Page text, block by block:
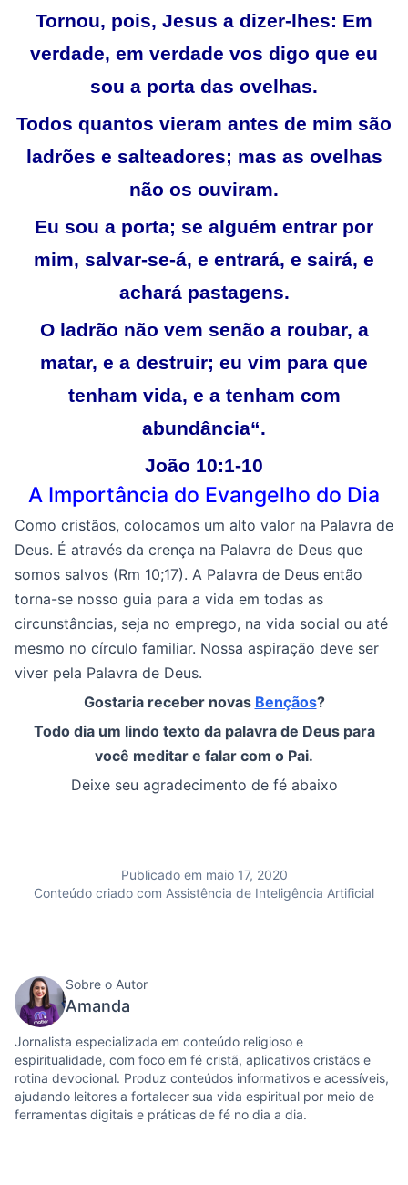
Tornou, pois, Jesus a dizer-lhes: Em
verdade, em verdade vos digo que eu
sou a porta das ovelhas.
Todos quantos vieram antes de mim são
ladrões e salteadores; mas as ovelhas
não os ouviram.
Eu sou a porta; se alguém entrar por
mim, salvar-se-á, e entrará, e sairá, e
achará pastagens.
O ladrão não vem senão a roubar, a
matar, e a destruir; eu vim para que
tenham vida, e a tenham com
abundância“.
João 10:1-10
A Importância do Evangelho do Dia
Como cristãos, colocamos um alto valor na Palavra de
Deus. É através da crença na Palavra de Deus que
somos salvos (Rm 10;17). A Palavra de Deus então
torna-se nosso guia para a vida em todas as
circunstâncias, seja no emprego, na vida social ou até
mesmo no círculo familiar. Nossa aspiração deve ser
viver pela Palavra de Deus.
Gostaria receber novas Bençãos?
Todo dia um lindo texto da palavra de Deus para
você meditar e falar com o Pai.
Deixe seu agradecimento de fé abaixo
Publicado em maio 17, 2020
Conteúdo criado com Assistência de Inteligência Artificial
Sobre o Autor
Amanda
Jornalista especializada em conteúdo religioso e
espiritualidade, com foco em fé cristã, aplicativos cristãos e
rotina devocional. Produz conteúdos informativos e acessíveis,
ajudando leitores a fortalecer sua vida espiritual por meio de
ferramentas digitais e práticas de fé no dia a dia.